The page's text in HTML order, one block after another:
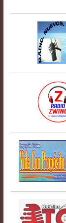
cancel
window.
Text